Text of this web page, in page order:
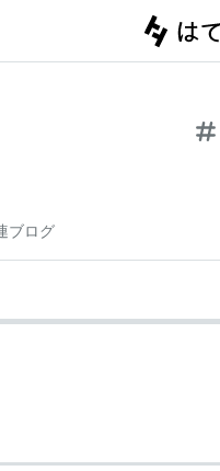
ブログ